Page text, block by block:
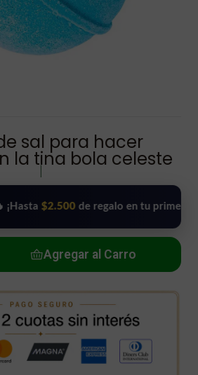
sal para hacer
la tina bola celeste
$2.500de regalo en tu primera
Agregar al Carro